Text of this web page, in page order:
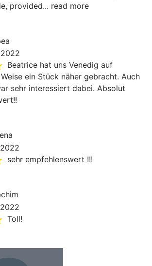
provided... read more
Beatrice hat uns Venedig auf
ein Stück näher gebracht. Auch
sehr interessiert dabei. Absolut
sehr empfehlenswert !!!
Toll!